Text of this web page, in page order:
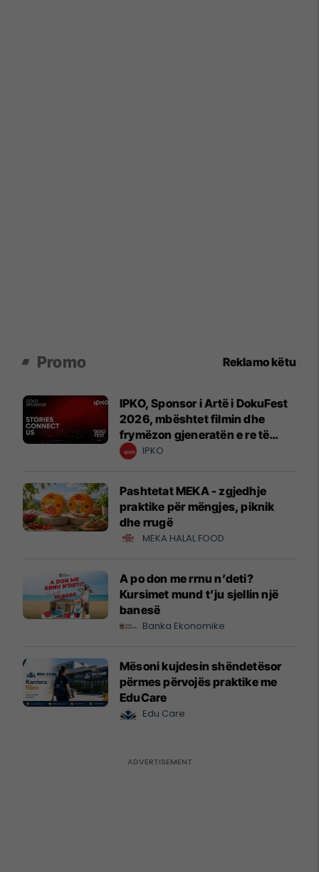
Promo Reklamo këtu
IPKO, Sponsor i Artë i DokuFest
2026, mbështet filmin dhe
frymëzon gjeneratën e re të
krijuesve
IPKO
Pashtetat MEKA - zgjedhje
praktike për mëngjes, piknik
dhe rrugë
MEKA HALAL FOOD
A po don me rrnu n’deti?
Kursimet mund t’ju sjellin një
banesë
Banka Ekonomike
Mësoni kujdesin shëndetësor
përmes përvojës praktike me
EduCare
Edu Care